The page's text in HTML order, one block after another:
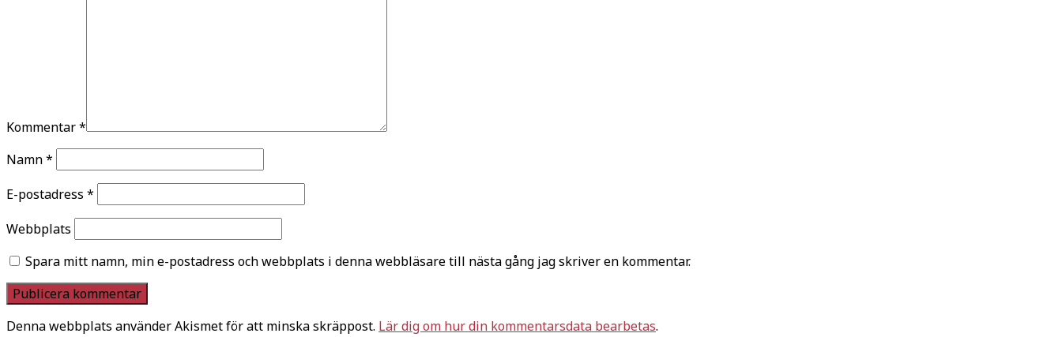
Kommentar*
Namn*
E-postadress *
Webbplats
Spara mitt namn, min e-postadress och webbplats i denna webbläsare till nästa gång jag skriver en kommentar.
Denna webbplats använder Akismet för att minska skräppost. Lär dig om hur din kommentarsdata bearbetas.